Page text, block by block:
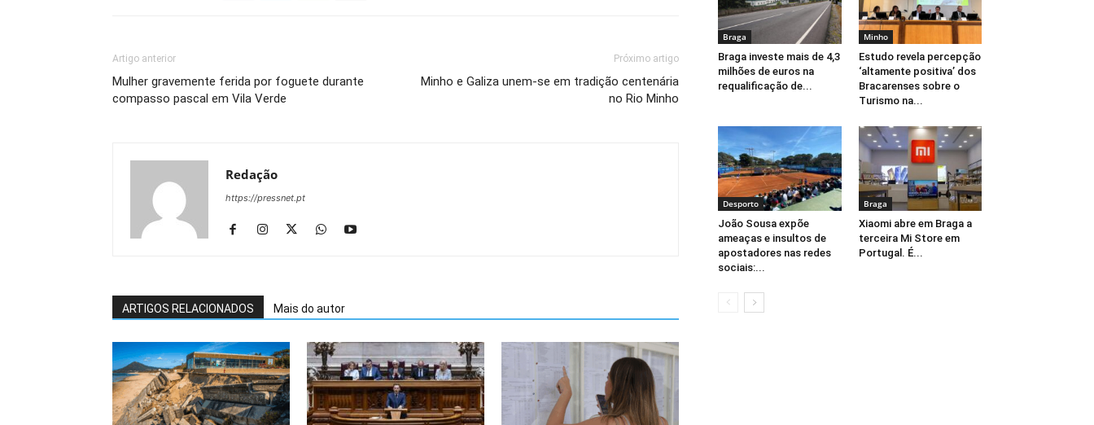
Artigo anterior
Mulher gravemente ferida por foguete durante
compasso pascal em Vila Verde
Próximo artigo
Minho e Galiza unem-se em tradição centenária
no Rio Minho
Redação
https://pressnet.pt
ARTIGOS RELACIONADOS Mais do autor
Braga
Braga investe mais de 4,3
milhões de euros na
requalificação de...
Minho
Estudo revela percepção
‘altamente positiva’ dos
Bracarenses sobre o
Turismo na...
Desporto
João Sousa expõe
ameaças e insultos de
apostadores nas redes
sociais:...
Braga
Xiaomi abre em Braga a
terceira Mi Store em
Portugal. É...